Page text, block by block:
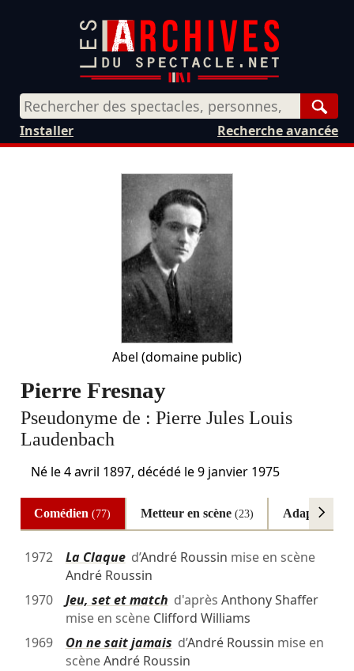
Recherche avancée
Installer
Abel (domaine public)
Pierre Fresnay
Pseudonyme de : Pierre Jules Louis
Laudenbach
Né le4 avril 1897, décédé le9 janvier 1975
Comédien(77) Metteur en scène (23) Adaptateur
1972 La Claqued’André Roussin mise en scène
André Roussin
1970
Jeu, set et match d'après Anthony Shaffer
mise en scène Clifford Williams
1969
On ne sait jamais d’André Roussin mise en
scèneAndré Roussin